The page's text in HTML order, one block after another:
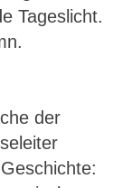
Tageslicht.
der